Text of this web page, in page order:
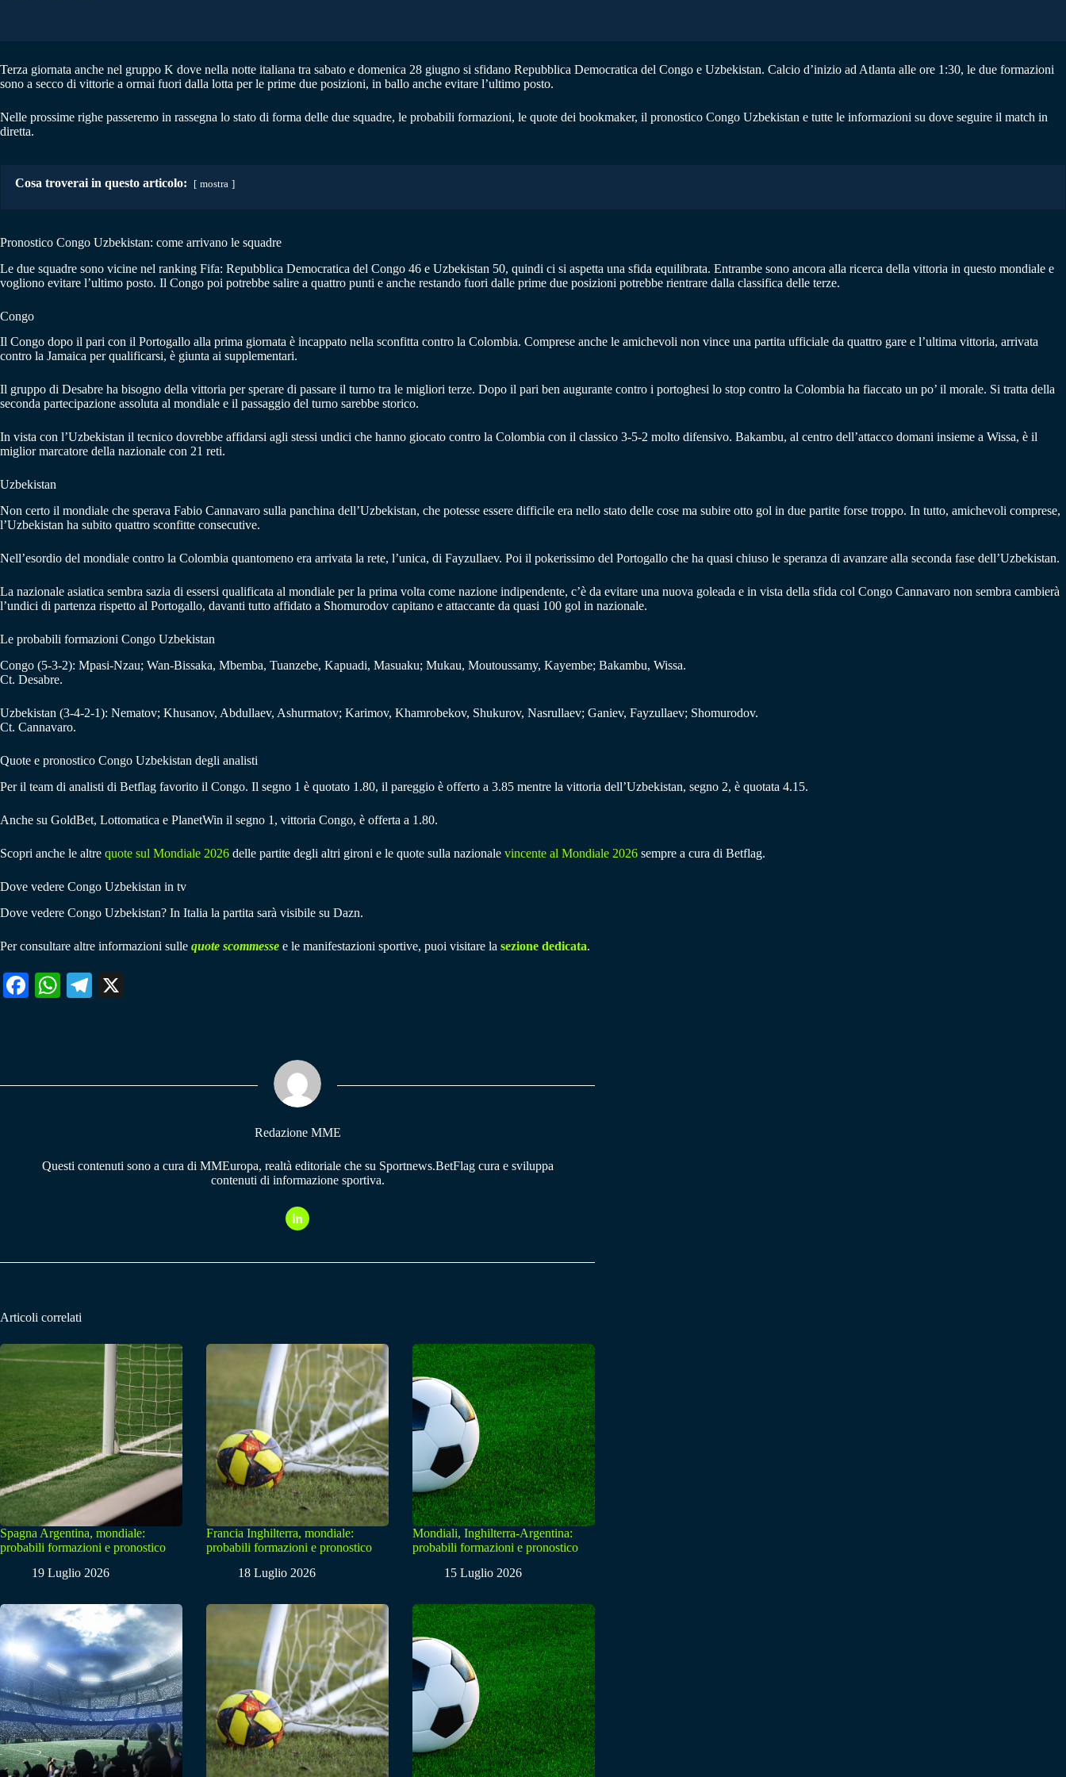
Terza giornata anche nel gruppo K dove nella notte italiana tra sabato e domenica 28 giugno si sfidano Repubblica Democratica del Congo e Uzbekistan. Calcio d’inizio ad Atlanta alle ore 1:30, le due formazioni
sono a secco di vittorie a ormai fuori dalla lotta per le prime due posizioni, in ballo anche evitare l’ultimo posto.
Nelle prossime righe passeremo in rassegna lo stato di forma delle due squadre, le probabili formazioni, le quote dei bookmaker, il pronostico Congo Uzbekistan e tutte le informazioni su dove seguire il match in
diretta.
Cosa troverai in questo articolo: mostra
Pronostico Congo Uzbekistan: come arrivano le squadre
Le due squadre sono vicine nel ranking Fifa: Repubblica Democratica del Congo 46 e Uzbekistan 50, quindi ci si aspetta una sfida equilibrata. Entrambe sono ancora alla ricerca della vittoria in questo mondiale e
vogliono evitare l’ultimo posto. Il Congo poi potrebbe salire a quattro punti e anche restando fuori dalle prime due posizioni potrebbe rientrare dalla classifica delle terze.
Congo
Il Congo dopo il pari con il Portogallo alla prima giornata è incappato nella sconfitta contro la Colombia. Comprese anche le amichevoli non vince una partita ufficiale da quattro gare e l’ultima vittoria, arrivata
contro la Jamaica per qualificarsi, è giunta ai supplementari.
Il gruppo di Desabre ha bisogno della vittoria per sperare di passare il turno tra le migliori terze. Dopo il pari ben augurante contro i portoghesi lo stop contro la Colombia ha fiaccato un po’ il morale. Si tratta della
seconda partecipazione assoluta al mondiale e il passaggio del turno sarebbe storico.
In vista con l’Uzbekistan il tecnico dovrebbe affidarsi agli stessi undici che hanno giocato contro la Colombia con il classico 3-5-2 molto difensivo. Bakambu, al centro dell’attacco domani insieme a Wissa, è il
miglior marcatore della nazionale con 21 reti.
Uzbekistan
Non certo il mondiale che sperava Fabio Cannavaro sulla panchina dell’Uzbekistan, che potesse essere difficile era nello stato delle cose ma subire otto gol in due partite forse troppo. In tutto, amichevoli comprese,
l’Uzbekistan ha subito quattro sconfitte consecutive.
Nell’esordio del mondiale contro la Colombia quantomeno era arrivata la rete, l’unica, di Fayzullaev. Poi il pokerissimo del Portogallo che ha quasi chiuso le speranza di avanzare alla seconda fase dell’Uzbekistan.
La nazionale asiatica sembra sazia di essersi qualificata al mondiale per la prima volta come nazione indipendente, c’è da evitare una nuova goleada e in vista della sfida col Congo Cannavaro non sembra cambierà
l’undici di partenza rispetto al Portogallo, davanti tutto affidato a Shomurodov capitano e attaccante da quasi 100 gol in nazionale.
Le probabili formazioni Congo Uzbekistan
Congo (5-3-2): Mpasi-Nzau; Wan-Bissaka, Mbemba, Tuanzebe, Kapuadi, Masuaku; Mukau, Moutoussamy, Kayembe; Bakambu, Wissa.
Ct. Desabre.
Uzbekistan (3-4-2-1): Nematov; Khusanov, Abdullaev, Ashurmatov; Karimov, Khamrobekov, Shukurov, Nasrullaev; Ganiev, Fayzullaev; Shomurodov.
Ct. Cannavaro.
Quote e pronostico Congo Uzbekistan degli analisti
Per il team di analisti di Betflag favorito il Congo. Il segno 1 è quotato 1.80, il pareggio è offerto a 3.85 mentre la vittoria dell’Uzbekistan, segno 2, è quotata 4.15.
Anche su GoldBet, Lottomatica e PlanetWin il segno 1, vittoria Congo, è offerta a 1.80.
Scopri anche le altre quote sul Mondiale 2026 delle partite degli altri gironi e le quote sulla nazionale vincente al Mondiale 2026 sempre a cura di Betflag.
Dove vedere Congo Uzbekistan in tv
Dove vedere Congo Uzbekistan? In Italia la partita sarà visibile su Dazn.
Per consultare altre informazioni sulle quote scommesse e le manifestazioni sportive, puoi visitare la sezione dedicata.
Fa W
pp
Te
m
Redazione MME
Questi contenuti sono a cura di MMEuropa, realtà editoriale che su Sportnews.BetFlag cura e sviluppa
contenuti di informazione sportiva.
Articoli correlati
Spagna Argentina, mondiale:
probabili formazioni e pronostico
19 Luglio 2026
Francia Inghilterra, mondiale:
probabili formazioni e pronostico
18 Luglio 2026
Mondiali, Inghilterra-Argentina:
probabili formazioni e pronostico
15 Luglio 2026